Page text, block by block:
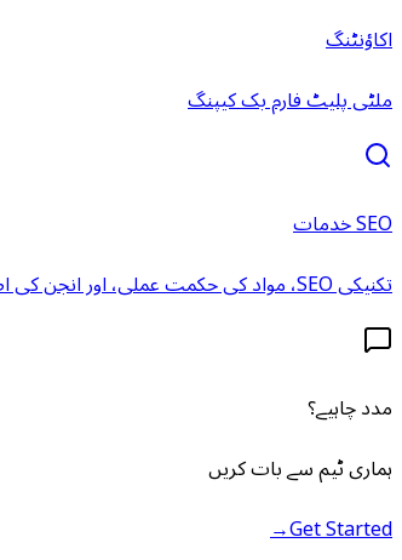
اکاؤنٹنگ
ملٹی پلیٹ فارم بک کیپنگ
SEO خدمات
تکنیکی SEO، مواد کی حکمت عملی، اور انجن کی اصلاح کا جواب
مدد چاہیے؟
ہماری ٹیم سے بات کریں
Get Started
→